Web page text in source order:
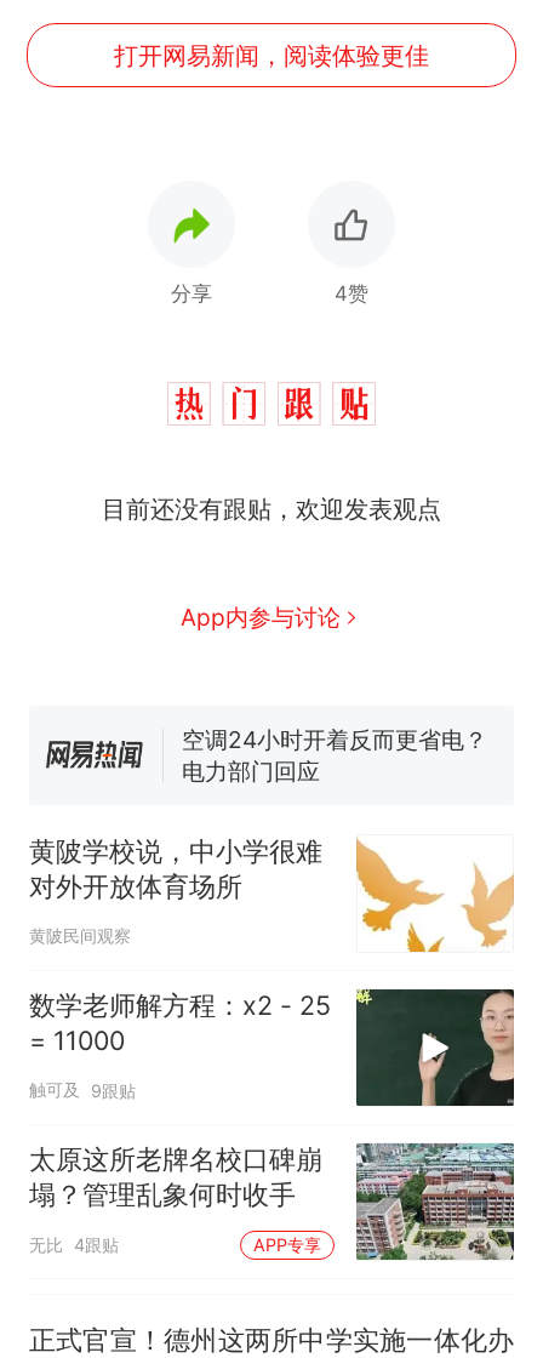
打开网易新闻，阅读体验更佳
分享 4赞
目前还没有跟贴，欢迎发表观点
App内参与讨论
因老师一句“跟我回家”改写了
眼了……
十多万人报名的考试，成绩全
部作废，公平么？
佛山一中学招聘物理教师，笔
试前13名均遭淘汰？教育局：
核查
搜，网友：天塌了！
热
那个在床头放菜刀的女孩，
因老师一句“跟我回家”改写了
黄陂学校说，中小学很难
对外开放体育场所
黄陂民间观察
数学老师解方程：x2 - 25
= 11000
触可及 9跟贴
太原这所老牌名校口碑崩
塌？管理乱象何时收手
无比 4跟贴 APP专享
正式官宣！德州这两所中学实施一体化办